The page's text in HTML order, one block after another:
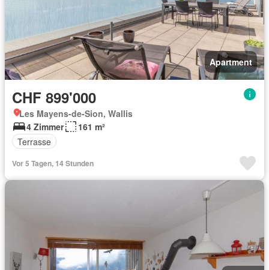
Apartment
CHF 899'000
Les Mayens-de-Sion, Wallis
4 Zimmer
161 m²
Terrasse
Vor 5 Tagen, 14 Stunden